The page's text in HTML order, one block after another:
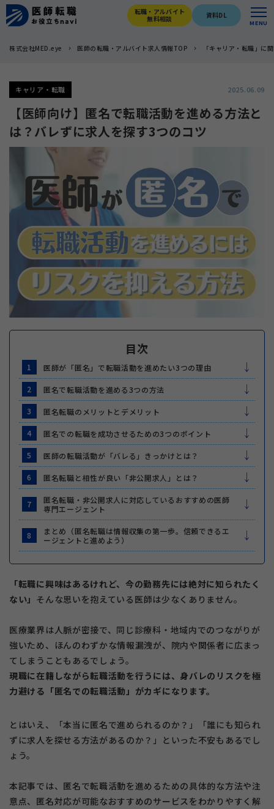
転職・アルバイト
無料相談
資料DL
MENU
株式会社MED.eye 医師の転職・アルバイト求人情報TOP 「キャリア・転職」に
キャリア・転職 2025.06.09
【医師向け】匿名で転職活動を進める方法と
は？バレずに求人を探す3つのコツ
目次
1 医師が「匿名」で転職活動を進めたい3つの理由
2 匿名で転職活動を進める3つの方法
3 匿名転職のメリットとデメリット
4 匿名での転職を成功させるための3つのポイント
5 医師の転職活動が「バレる」きっかけとは？
6 匿名転職と相性が良い「非公開求人」とは？
7
匿名転職・非公開求人に対応しているおすすめの医師
専門エージェント
8
まとめ（匿名転職は情報収集の第一歩。信頼できるエ
ージェントと進めよう）
「転職に興味はあるけれど、今の勤務先には絶対に知られたく
ない」 そんな思いを抱えている医師は少なくありません。
医療業界は人脈が密接で、同じ診療科・地域内でのつながりが
強いため、ほんのわずかな情報漏洩が、院内や関係者に広まっ
てしまうこともあるでしょう。
現職に在籍しながら転職活動を行うには、身バレのリスクを極
力避ける「匿名での転職活動」がカギになります。
とはいえ、 「本当に匿名で進められるのか？」
「誰にも知られ
ずに求人を探せる方法があるのか？」 といった不安もあるでし
ょう。
本記事では、匿名で転職活動を進めるための具体的な方法や注
意点、匿名対応が可能なおすすめのサービスをわかりやすく解